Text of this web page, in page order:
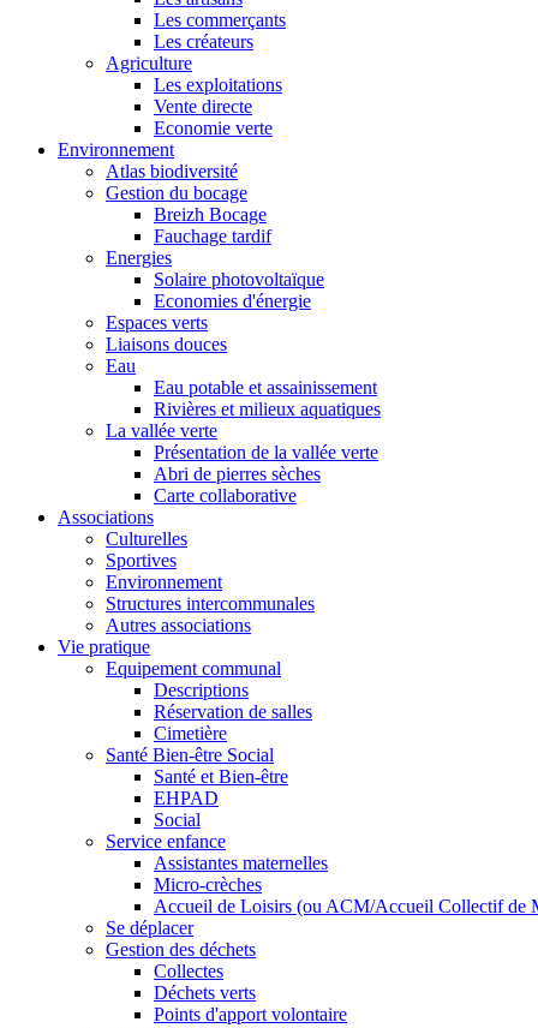
Les commerçants
Les créateurs
Agriculture
Les exploitations
Vente directe
Economie verte
Environnement
Atlas biodiversité
Gestion du bocage
Breizh Bocage
Fauchage tardif
Energies
Solaire photovoltaïque
Economies d'énergie
Espaces verts
Liaisons douces
Eau
Eau potable et assainissement
Rivières et milieux aquatiques
La vallée verte
Présentation de la vallée verte
Abri de pierres sèches
Carte collaborative
Associations
Culturelles
Sportives
Environnement
Structures intercommunales
Autres associations
Vie pratique
Equipement communal
Descriptions
Réservation de salles
Cimetière
Santé Bien-être Social
Santé et Bien-être
EHPAD
Social
Service enfance
Assistantes maternelles
Micro-crèches
Accueil de Loisirs (ou ACM/Accueil Collectif de
Se déplacer
Gestion des déchets
Collectes
Déchets verts
Points d'apport volontaire